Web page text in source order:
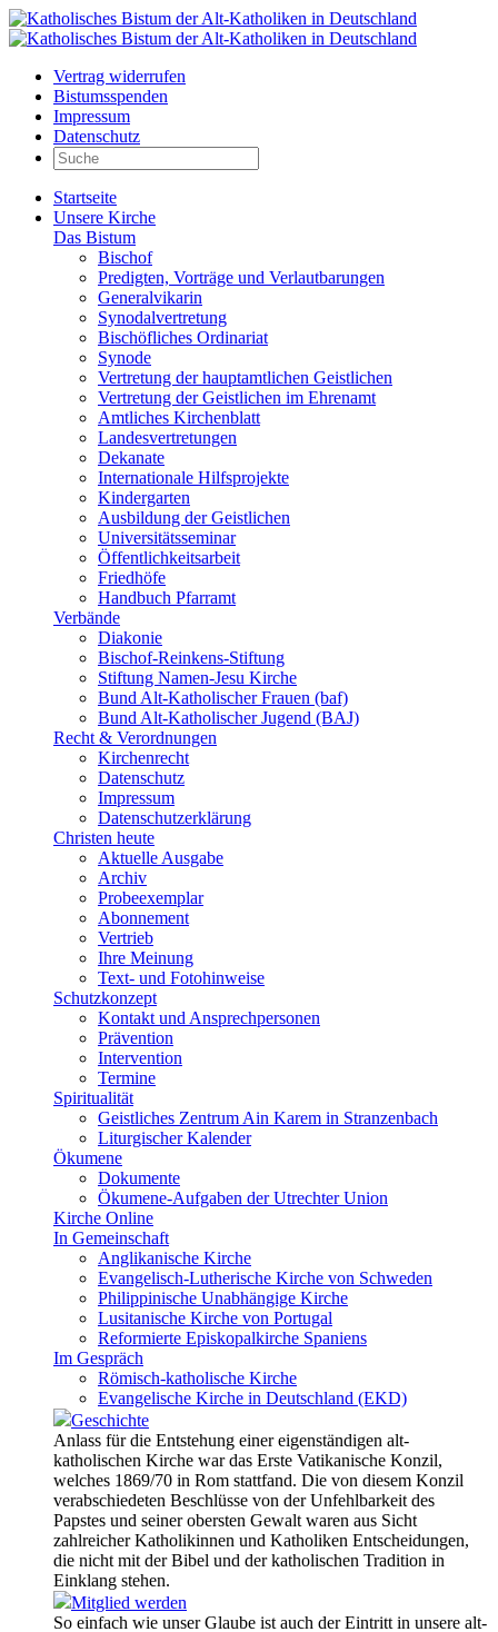
Vertrag widerrufen
Bistumsspenden
Impressum
Datenschutz
Startseite
Unsere Kirche
Das Bistum
Bischof
Predigten, Vorträge und Verlautbarungen
Generalvikarin
Synodalvertretung
Bischöfliches Ordinariat
Synode
Vertretung der hauptamtlichen Geistlichen
Vertretung der Geistlichen im Ehrenamt
Amtliches Kirchenblatt
Landesvertretungen
Dekanate
Internationale Hilfsprojekte
Kindergarten
Ausbildung der Geistlichen
Universitätsseminar
Öffentlichkeitsarbeit
Friedhöfe
Handbuch Pfarramt
Verbände
Diakonie
Bischof-Reinkens-Stiftung
Stiftung Namen-Jesu Kirche
Bund Alt-Katholischer Frauen (baf)
Bund Alt-Katholischer Jugend (BAJ)
Recht & Verordnungen
Kirchenrecht
Datenschutz
Impressum
Datenschutzerklärung
Christen heute
Aktuelle Ausgabe
Archiv
Probeexemplar
Abonnement
Vertrieb
Ihre Meinung
Text- und Fotohinweise
Schutzkonzept
Kontakt und Ansprechpersonen
Prävention
Intervention
Termine
Spiritualität
Geistliches Zentrum Ain Karem in Stranzenbach
Liturgischer Kalender
Ökumene
Dokumente
Ökumene-Aufgaben der Utrechter Union
Kirche Online
In Gemeinschaft
Anglikanische Kirche
Evangelisch-Lutherische Kirche von Schweden
Philippinische Unabhängige Kirche
Lusitanische Kirche von Portugal
Reformierte Episkopalkirche Spaniens
Im Gespräch
Römisch-katholische Kirche
Evangelische Kirche in Deutschland (EKD)
Geschichte
Anlass für die Entstehung einer eigenständigen alt-
katholischen Kirche war das Erste Vatikanische Konzil,
welches 1869/70 in Rom stattfand. Die von diesem Konzil
verabschiedeten Beschlüsse von der Unfehlbarkeit des
Papstes und seiner obersten Gewalt waren aus Sicht
zahlreicher Katholikinnen und Katholiken Entscheidungen,
die nicht mit der Bibel und der katholischen Tradition in
Einklang stehen.
Mitglied werden
So einfach wie unser Glaube ist auch der Eintritt in unsere alt-